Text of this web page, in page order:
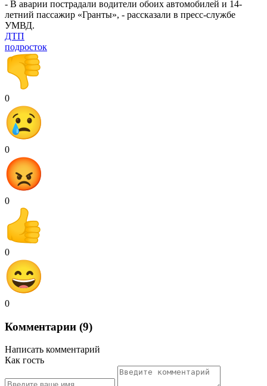
- В аварии пострадали водители обоих автомобилей и 14-
летний пассажир «Гранты», - рассказали в пресс-службе
УМВД.
ДТП
подросток
0
0
0
0
0
Комментарии (9)
Написать комментарий
Как гость